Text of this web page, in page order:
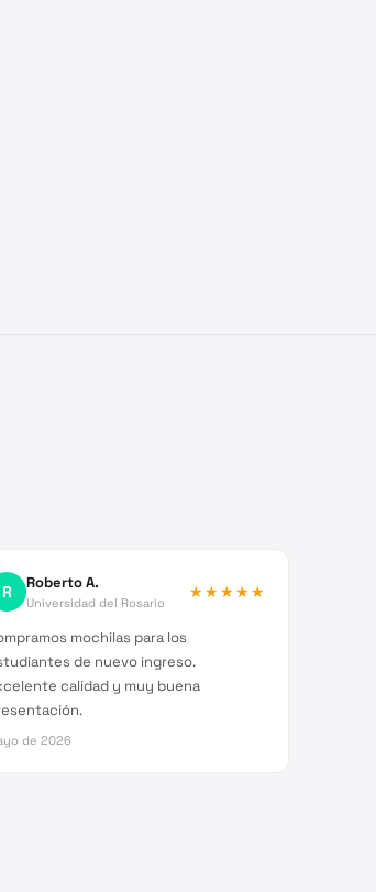
R Roberto A.
Universidad del Rosario
★★★★★
mochilas para los
de nuevo ingreso.
calidad y muy buena
de 2026